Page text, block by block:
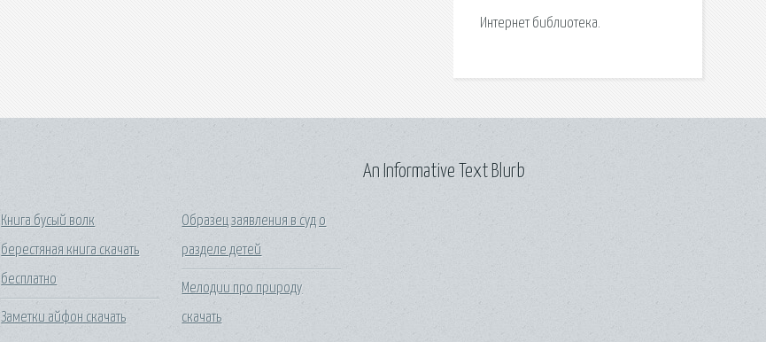
Интернет библиотека.
Книга бусый волк
берестяная книга скачать
бесплатно
Заметки айфон скачать
Образец заявления в суд о
разделе детей
Мелодии про природу
скачать
An Informative Text Blurb